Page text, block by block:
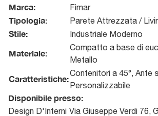
Marca: Fimar
Tipologia: Parete Attrezzata /
Stile: Industriale Moderno
Materiale:
Compatto a base di
Metallo
Caratteristiche:
Contenitori a 45°, Ante
Personalizzabile
Disponibile presso:
Design D'Interni Via Giuseppe Verdi 76,